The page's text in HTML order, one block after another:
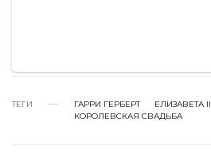
ТЕГИ ГАРРИ ГЕРБЕРТ ЕЛИЗАВЕТА II
КОРОЛЕВСКАЯ СВАДЬБА